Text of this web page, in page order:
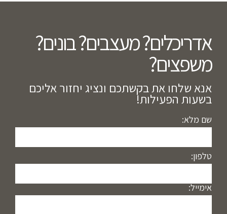
אדריכלים? מעצבים? בונים?
משפצים?​
אנא שלחו את בקשתכם ונציג יחזור אליכם
בשעות הפעילות!
שם מלא:
טלפון:
אימייל: